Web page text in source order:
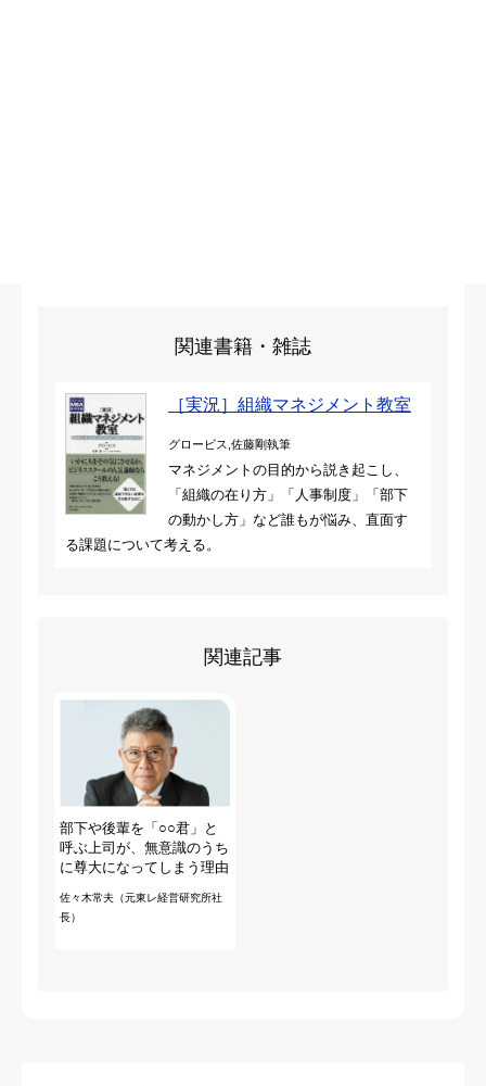
関連書籍・雑誌
［実況］組織マネジメント教室
グロービス,佐藤剛執筆
マネジメントの目的から説き起こし、
「組織の在り方」「人事制度」「部下
の動かし方」など誰もが悩み、直面す
る課題について考える。
関連記事
部下や後輩を「○○君」と
呼ぶ上司が、無意識のうち
に尊大になってしまう理由
佐々木常夫（元東レ経営研究所社
長）